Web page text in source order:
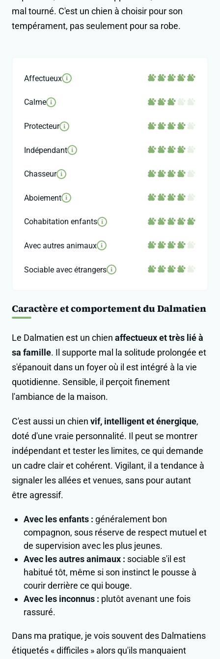
mal tourné. C'est un chien à choisir pour son
tempérament, pas seulement pour sa robe.
Affectueux i
Calme i
Protecteur i
Indépendant i
Chasseur i
Aboiement i
Cohabitation enfants i
Avec autres animaux i
Sociable avec étrangers i
Caractère et comportement du Dalmatien
Le Dalmatien est un chien affectueux et très lié à
sa famille. Il supporte mal la solitude prolongée et
s'épanouit dans un foyer où il est intégré à la vie
quotidienne. Sensible, il perçoit finement
l'ambiance de la maison.
C'est aussi un chien vif, intelligent et énergique,
doté d'une vraie personnalité. Il peut se montrer
indépendant et tester les limites, ce qui demande
un cadre clair et cohérent. Vigilant, il a tendance à
signaler les allées et venues, sans pour autant
être agressif.
Avec les enfants : généralement bon
compagnon, sous réserve de respect mutuel et
de supervision avec les plus jeunes.
Avec les autres animaux : sociable s'il est
habitué tôt, même si son instinct le pousse à
courir derrière ce qui bouge.
Avec les inconnus : plutôt avenant une fois
rassuré.
Dans ma pratique, je vois souvent des Dalmatiens
étiquetés « difficiles » alors qu'ils manquaient